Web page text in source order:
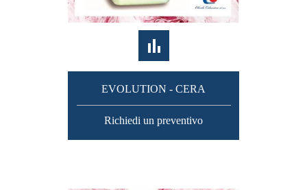
EVOLUTION - CERA
Richiedi un preventivo